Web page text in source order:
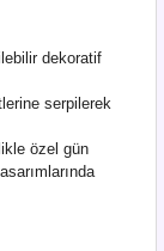
dekoratif
serpilerek
özel gün